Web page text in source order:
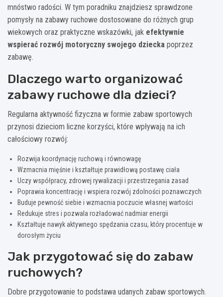
mnóstwo radości. W tym poradniku znajdziesz sprawdzone
pomysły na zabawy ruchowe dostosowane do różnych grup
wiekowych oraz praktyczne wskazówki, jak efektywnie
wspierać rozwój motoryczny swojego dziecka poprzez
zabawę.
Dlaczego warto organizować
zabawy ruchowe dla dzieci?
Regularna aktywność fizyczna w formie zabaw sportowych
przynosi dzieciom liczne korzyści, które wpływają na ich
całościowy rozwój:
Rozwija koordynację ruchową i równowagę
Wzmacnia mięśnie i kształtuje prawidłową postawę ciała
Uczy współpracy, zdrowej rywalizacji i przestrzegania zasad
Poprawia koncentrację i wspiera rozwój zdolności poznawczych
Buduje pewność siebie i wzmacnia poczucie własnej wartości
Redukuje stres i pozwala rozładować nadmiar energii
Kształtuje nawyk aktywnego spędzania czasu, który procentuje w
dorosłym życiu
Jak przygotować się do zabaw
ruchowych?
Dobre przygotowanie to podstawa udanych zabaw sportowych.